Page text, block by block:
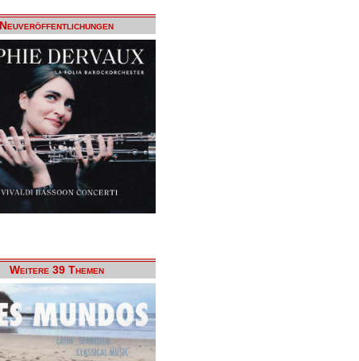
Neuveröffentlichungen
Weitere 39 Themen